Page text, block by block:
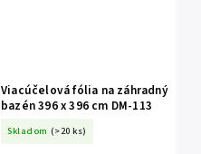
Viacúčelová fólia na záhradný
bazén 396 x 396 cm DM-113
Skladom (>20 ks)